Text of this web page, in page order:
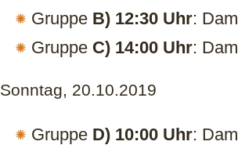
Gruppe B) 12:30 Uhr:
Gruppe C) 14:00 Uhr:
Sonntag, 20.10.2019
Gruppe D) 10:00 Uhr: